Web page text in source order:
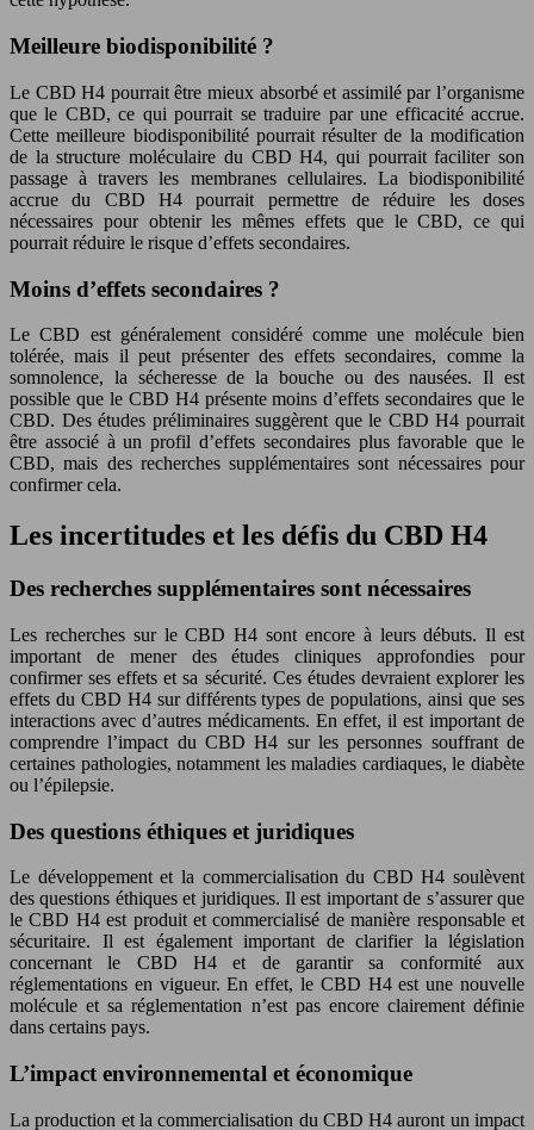
Meilleure biodisponibilité ?
Le CBD H4 pourrait être mieux absorbé et assimilé par l’organisme
que le CBD, ce qui pourrait se traduire par une efficacité accrue.
Cette meilleure biodisponibilité pourrait résulter de la modification
de la structure moléculaire du CBD H4, qui pourrait faciliter son
passage à travers les membranes cellulaires. La biodisponibilité
accrue du CBD H4 pourrait permettre de réduire les doses
nécessaires pour obtenir les mêmes effets que le CBD, ce qui
pourrait réduire le risque d’effets secondaires.
Moins d’effets secondaires ?
Le CBD est généralement considéré comme une molécule bien
tolérée, mais il peut présenter des effets secondaires, comme la
somnolence, la sécheresse de la bouche ou des nausées. Il est
possible que le CBD H4 présente moins d’effets secondaires que le
CBD. Des études préliminaires suggèrent que le CBD H4 pourrait
être associé à un profil d’effets secondaires plus favorable que le
CBD, mais des recherches supplémentaires sont nécessaires pour
confirmer cela.
Les incertitudes et les défis du CBD H4
Des recherches supplémentaires sont nécessaires
Les recherches sur le CBD H4 sont encore à leurs débuts. Il est
important de mener des études cliniques approfondies pour
confirmer ses effets et sa sécurité. Ces études devraient explorer les
effets du CBD H4 sur différents types de populations, ainsi que ses
interactions avec d’autres médicaments. En effet, il est important de
comprendre l’impact du CBD H4 sur les personnes souffrant de
certaines pathologies, notamment les maladies cardiaques, le diabète
ou l’épilepsie.
Des questions éthiques et juridiques
Le développement et la commercialisation du CBD H4 soulèvent
des questions éthiques et juridiques. Il est important de s’assurer que
le CBD H4 est produit et commercialisé de manière responsable et
sécuritaire. Il est également important de clarifier la législation
concernant le CBD H4 et de garantir sa conformité aux
réglementations en vigueur. En effet, le CBD H4 est une nouvelle
molécule et sa réglementation n’est pas encore clairement définie
dans certains pays.
L’impact environnemental et économique
La production et la commercialisation du CBD H4 auront un impact